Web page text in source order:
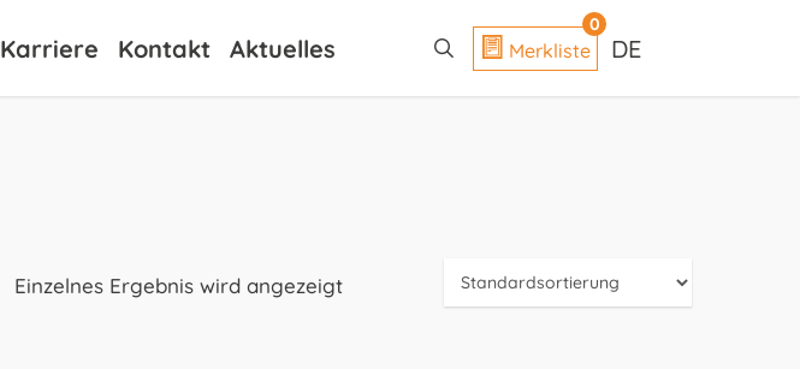
Karriere Kontakt Aktuelles
0
Merkliste DE
Einzelnes Ergebnis wird angezeigt